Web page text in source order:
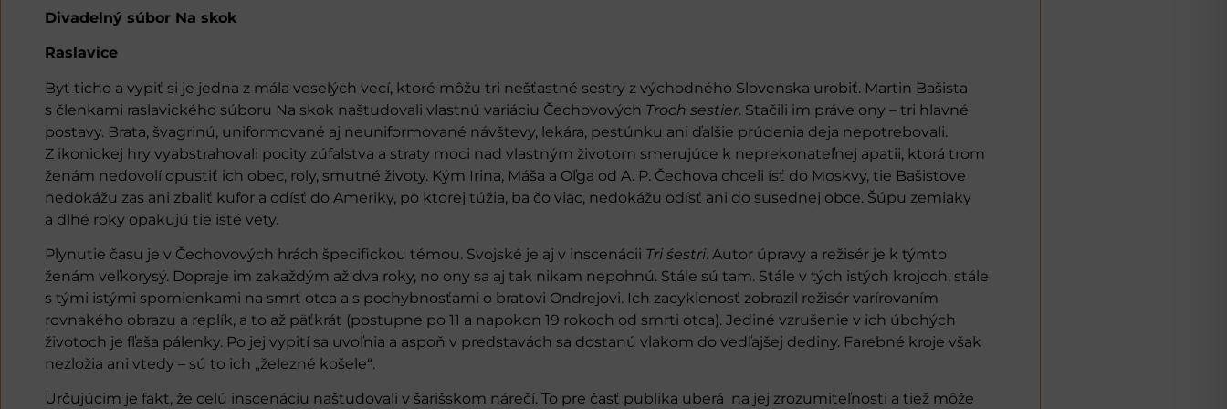
Divadelný súbor Na skok
Raslavice
Byť ticho a vypiť si je jedna z mála veselých vecí, ktoré môžu tri nešťastné sestry z východného Slovenska urobiť. Martin Bašista
s členkami raslavického súboru Na skok naštudovali vlastnú variáciu Čechovových Troch sestier. Stačili im práve ony – tri hlavné
postavy. Brata, švagrinú, uniformované aj neuniformované návštevy, lekára, pestúnku ani ďalšie prúdenia deja nepotrebovali.
Z ikonickej hry vyabstrahovali pocity zúfalstva a straty moci nad vlastným životom smerujúce k neprekonateľnej apatii, ktorá trom
ženám nedovolí opustiť ich obec, roly, smutné životy. Kým Irina, Máša a Oľga od A. P. Čechova chceli ísť do Moskvy, tie Bašistove
nedokážu zas ani zbaliť kufor a odísť do Ameriky, po ktorej túžia, ba čo viac, nedokážu odísť ani do susednej obce. Šúpu zemiaky
a dlhé roky opakujú tie isté vety.
Plynutie času je v Čechovových hrách špecifickou témou. Svojské je aj v inscenácii Tri śestri. Autor úpravy a režisér je k týmto
ženám veľkorysý. Dopraje im zakaždým až dva roky, no ony sa aj tak nikam nepohnú. Stále sú tam. Stále v tých istých krojoch, stále
s tými istými spomienkami na smrť otca a s pochybnosťami o bratovi Ondrejovi. Ich zacyklenosť zobrazil režisér varírovaním
rovnakého obrazu a replík, a to až päťkrát (postupne po 11 a napokon 19 rokoch od smrti otca). Jediné vzrušenie v ich úbohých
životoch je fľaša pálenky. Po jej vypití sa uvoľnia a aspoň v predstavách sa dostanú vlakom do vedľajšej dediny. Farebné kroje však
nezložia ani vtedy – sú to ich „železné košele“.
Určujúcim je fakt, že celú inscenáciu naštudovali v šarišskom nárečí. To pre časť publika uberá na jej zrozumiteľnosti a tiež môže